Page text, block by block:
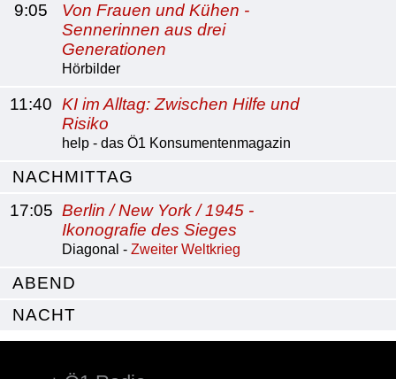
9:05
Von Frauen und Kühen -
Sennerinnen aus drei
Generationen
Hörbilder
11:40 KI im Alltag: Zwischen Hilfe und
Risiko
help - das Ö1 Konsumentenmagazin
NACHMITTAG
17:05 Berlin / New York / 1945 -
Ikonografie des Sieges
Diagonal - Zweiter Weltkrieg
ABEND
NACHT